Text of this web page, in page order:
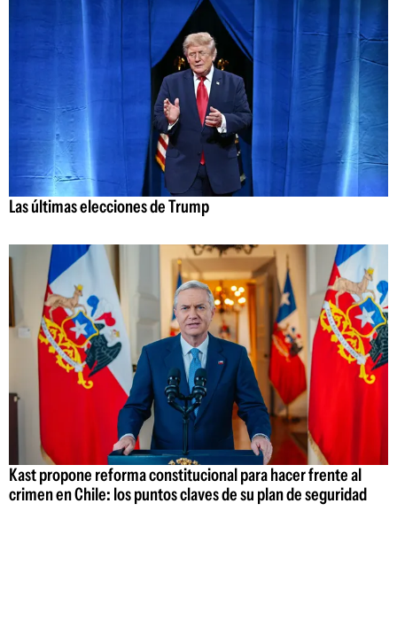
Las últimas elecciones de Trump
Kast propone reforma constitucional para hacer frente al
crimen en Chile: los puntos claves de su plan de seguridad